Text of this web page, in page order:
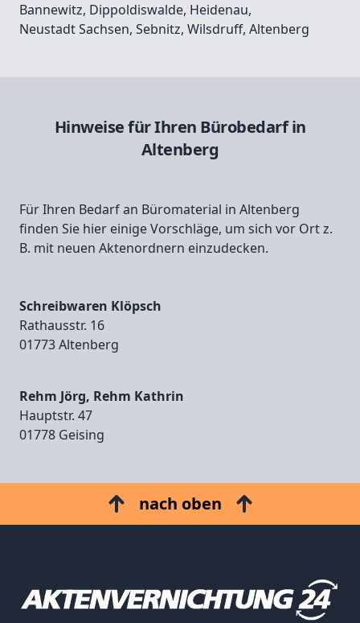
Bannewitz, Dippoldiswalde, Heidenau,
Neustadt Sachsen, Sebnitz, Wilsdruff, Altenberg
Hinweise für Ihren Bürobedarf in
Altenberg
Für Ihren Bedarf an Büromaterial in Altenberg
finden Sie hier einige Vorschläge, um sich vor Ort z.
B. mit neuen Aktenordnern einzudecken.
Schreibwaren Klöpsch
Rathausstr. 16
01773 Altenberg
Rehm Jörg, Rehm Kathrin
Hauptstr. 47
01778 Geising
nach oben